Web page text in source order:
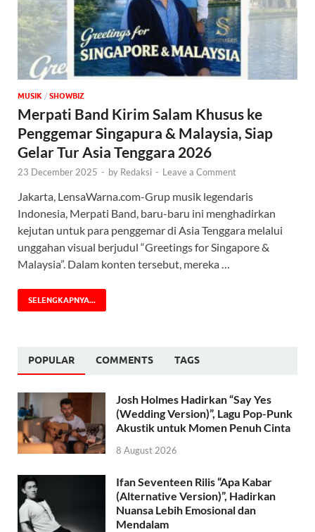
MUSIK / ‎SHOWBIZ
Merpati Band Kirim Salam Khusus ke
Penggemar Singapura & Malaysia, Siap
Gelar Tur Asia Tenggara 2026
23 December 2025 - by Redaksi - Leave a Comment
Jakarta, LensaWarna.com-Grup musik legendaris
Indonesia, Merpati Band, baru-baru ini menghadirkan
kejutan untuk para penggemar di Asia Tenggara melalui
unggahan visual berjudul “Greetings for Singapore &
Malaysia”. Dalam konten tersebut, mereka …
SELENGKAPNYA...
POPULAR COMMENTS TAGS
Josh Holmes Hadirkan “Say Yes
(Wedding Version)”, Lagu Pop-Punk
Akustik untuk Momen Penuh Cinta
8 August 2026
Ifan Seventeen Rilis “Apa Kabar
(Alternative Version)”, Hadirkan
Nuansa Lebih Emosional dan
Mendalam